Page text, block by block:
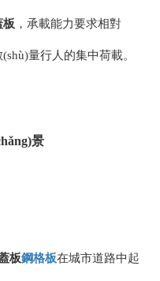
板 ，承載能力要求相對
量行人的集中荷載。
景
板鋼格板在城市道路中起